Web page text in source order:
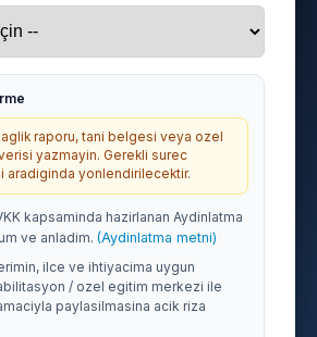
raporu, tani belgesi veya ozel
yazmayin. Gerekli surec
aradiginda yonlendirilecektir.
kapsaminda hazirlanan Aydinlatma
ve anladim. (Aydinlatma metni)
ilce ve ihtiyacima uygun
/ ozel egitim merkezi ile
paylasilmasina acik riza